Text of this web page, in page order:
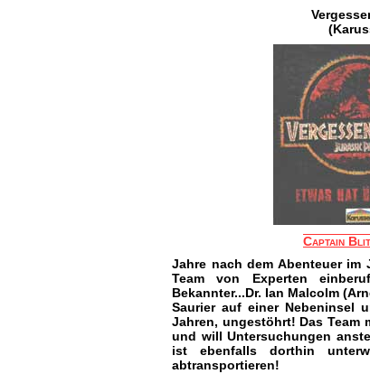
Captain
Jahre nach dem Abenteuer im
Team von Experten
Bekannter...Dr. Ian Malcolm
Saurier auf einer Nebeninsel
Jahren, ungestöhrt! Das Team
und will Untersuchungen
ist ebenfalls dorthin
abtransportieren!